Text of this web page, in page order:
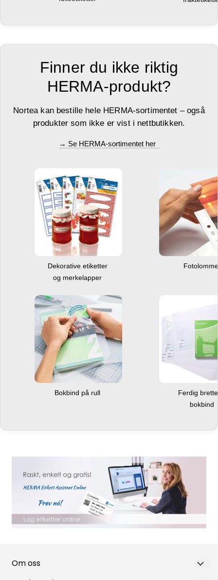
Finner du ikke riktig
HERMA-produkt?
Nortea kan bestille hele HERMA-sortimentet – også
produkter som ikke er vist i nettbutikken.
→ Se HERMA-sortimentet her
Dekorative etiketter
og merkelapper
Bokbind på rull
Ferdig
bokbind
Om oss